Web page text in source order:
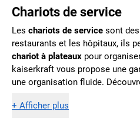
Chariots de service
Les chariots de service sont
restaurants et les hôpitaux, ils
chariot à plateaux pour
kaiserkraft vous propose une
une organisation fluide.
+ Afficher plus